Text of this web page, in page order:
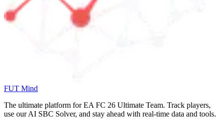
FUT Mind
The ultimate platform for EA FC 26 Ultimate Team. Track players,
use our AI SBC Solver, and stay ahead with real-time data and tools.